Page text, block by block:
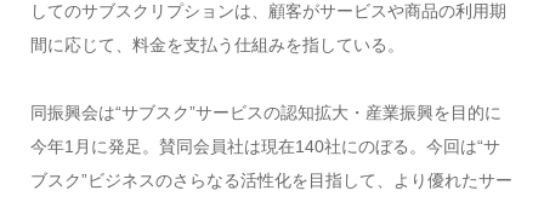
してのサブスクリプションは、顧客がサービスや商品の利用期
間に応じて、料金を支払う仕組みを指している。
同振興会は“サブスク”サービスの認知拡大・産業振興を目的に
今年1月に発足。賛同会員社は現在140社にのぼる。今回は“サ
ブスク”ビジネスのさらなる活性化を目指して、より優れたサー